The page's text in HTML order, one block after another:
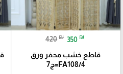
420 ₪ 350 ₪
قاطع خشب محفر ورق
FA108/4=ج7